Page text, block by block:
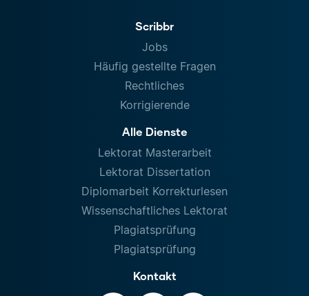
Scribbr
Jobs
Häufig gestellte Fragen
Rechtliches
Korrigierende
Alle Dienste
Lektorat Masterarbeit
Lektorat Dissertation
Diplomarbeit Korrekturlesen
Wissenschaftliches Lektorat
Plagiatsprüfung
Plagiatsprüfung
Kontakt